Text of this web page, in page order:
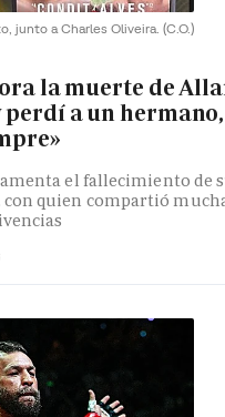
junto a Charles Oliveira. (C.O.)
la muerte de
perdí a un hermano,
el fallecimiento de
quien compartió